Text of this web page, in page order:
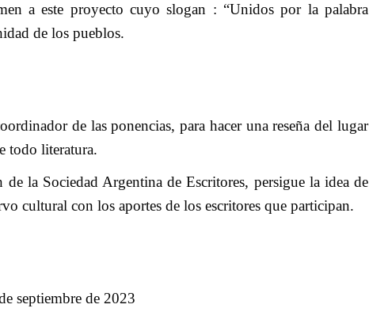
a este proyecto cuyo slogan : “Unidos por la palabra
de los pueblos.
de las ponencias, para hacer una reseña del lugar
todo literatura.
la Sociedad Argentina de Escritores, persigue la idea de
cultural con los aportes de los escritores que participan.
septiembre de 2023